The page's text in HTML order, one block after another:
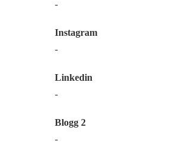
-
Instagram
-
Linkedin
-
Blogg 2
-